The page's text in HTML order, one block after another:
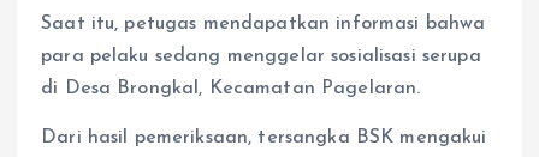
Saat itu, petugas mendapatkan informasi bahwa
para pelaku sedang menggelar sosialisasi serupa
di Desa Brongkal, Kecamatan Pagelaran.
Dari hasil pemeriksaan, tersangka BSK mengakui